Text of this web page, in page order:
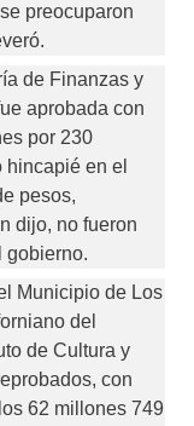
preocuparon
de Finanzas y
aprobada con
por 230
en el
pesos,
dijo, no fueron
gobierno.
Municipio de Los
del
de Cultura y
con
62 millones 749